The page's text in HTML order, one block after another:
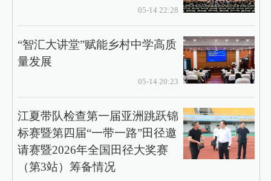
05-14 22:28
“智汇大讲堂”赋能乡村中学高质
量发展
05-14 20:23
江夏带队检查第一届亚洲跳跃锦
标赛暨第四届“一带一路”田径邀
请赛暨2026年全国田径大奖赛
（第3站）筹备情况